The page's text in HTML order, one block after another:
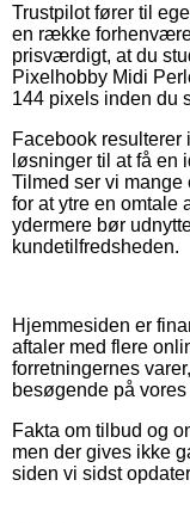
Trustpilot fører til
en række
prisværdigt, at du
Pixelhobby Midi
144 pixels inden du
Facebook
løsninger til at få en
Tilmed ser vi mange
for at ytre en omtale
ydermere bør
kundetilfredsheden.
Hjemmesiden er
aftaler med flere
forretningernes
besøgende på
Fakta om tilbud og
men der gives ikke
siden vi sidst